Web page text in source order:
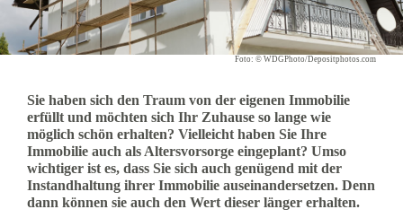
Foto: © WDGPhoto/Depositphotos.com
Sie haben sich den Traum von der eigenen Immobilie
erfüllt und möchten sich Ihr Zuhause so lange wie
möglich schön erhalten? Vielleicht haben Sie Ihre
Immobilie auch als Altersvorsorge eingeplant? Umso
wichtiger ist es, dass Sie sich auch genügend mit der
Instandhaltung ihrer Immobilie auseinandersetzen. Denn
dann können sie auch den Wert dieser länger erhalten.